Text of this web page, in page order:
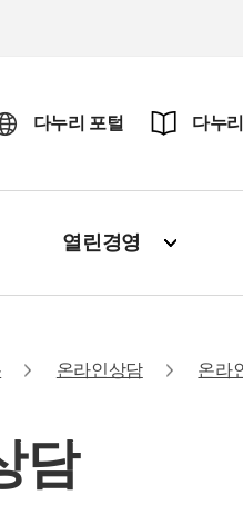
다누리 포털 다누
열린경영
온라인상담 온라
담